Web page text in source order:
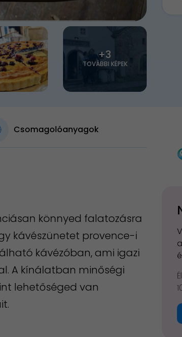
+3
TOVÁBBI KÉPEK
Csomagolóanyagok
könnyed falatozásra
kávészünetet provence-i
kávézóban, ami igazi
A kínálatban minőségi
lehetőséged van